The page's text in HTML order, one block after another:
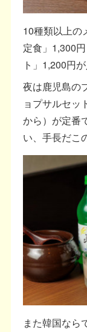
10種類以上の
定食」1,300
ト」1,200円が
夜は鹿児島の
ョプサルセッ
から）が定番
い、手長だこ
また韓国なら